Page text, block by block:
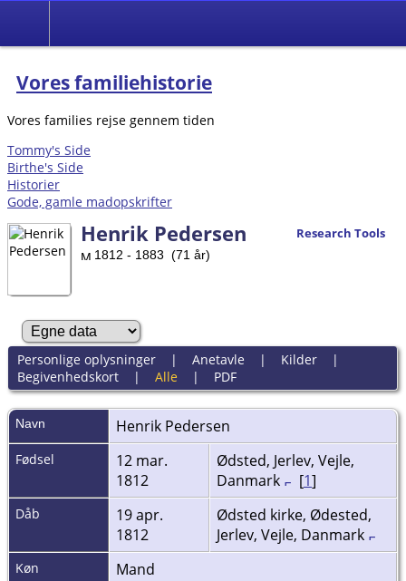
Vores familiehistorie
Vores families rejse gennem tiden
Tommy's Side
Birthe's Side
Historier
Gode, gamle madopskrifter
Research Tools
Henrik Pedersen
1812 - 1883 (71 år)
Personlige oplysninger| Anetavle | Kilder|
Begivenhedskort| Alle | PDF
Navn Henrik Pedersen
Fødsel
12 mar.
1812
Ødsted, Jerlev, Vejle,
Danmark
[1]
Dåb
19 apr.
1812
Ødsted kirke, Ødested,
Jerlev, Vejle, Danmark
Køn Mand